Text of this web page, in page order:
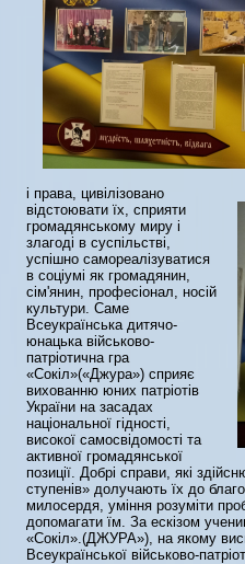
і права, цивілізовано
відстоювати їх, сприяти
громадянському миру і
злагоді в суспільстві,
успішно самореалізуватися
в соціумі як громадянин,
сім'янин, професіонал, носій
культури. Саме
Всеукраїнська дитячо-
юнацька військово-
патріотична гра
«Сокіл»(«Джура») сприяє
вихованню юних патріотів
України на засадах
національної гідності,
високої самосвідомості та
активної громадянської
позиції. Добрі справи, які
ступенів» долучають їх до
милосердя, уміння розуміти
допомагати їм. За ескізом
«Сокіл».(ДЖУРА»), на якому
Всеукраїнської військово-